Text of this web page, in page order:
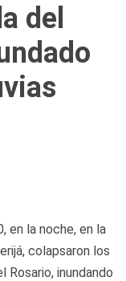
del
en la noche, en la
colapsaron los
Rosario, inundando